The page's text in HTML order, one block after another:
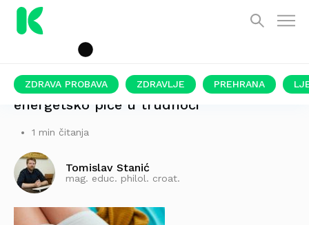
ZDRAVA PROBAVA ZDRAVLJE PREHRANA
energetsko piće u trudnoći
1 min čitanja
Tomislav Stanić
mag. educ. philol. croat.